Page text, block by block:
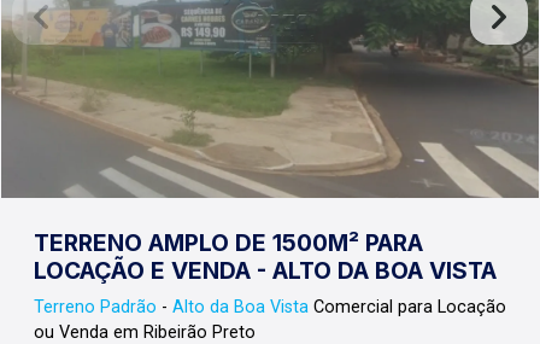
TERRENO AMPLO DE 1500M² PARA
LOCAÇÃO E VENDA - ALTO DA BOA VISTA
Terreno Padrão - Alto da Boa Vista Comercial para Locação
ou Venda em Ribeirão Preto